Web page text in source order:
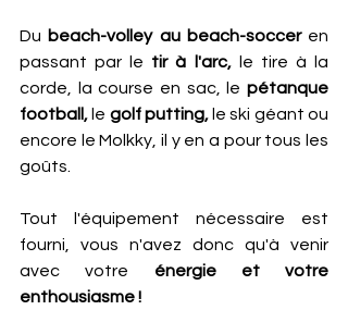
Du beach-volley au beach-soccer en
passant par le tir à l'arc, le tire à la
corde, la course en sac, le pétanque
football, le golf putting, le ski géant ou
encore le Molkky, il y en a pour tous les
goûts.
Tout l'équipement nécessaire est
fourni, vous n'avez donc qu'à venir
avec votre énergie et votre
enthousiasme !